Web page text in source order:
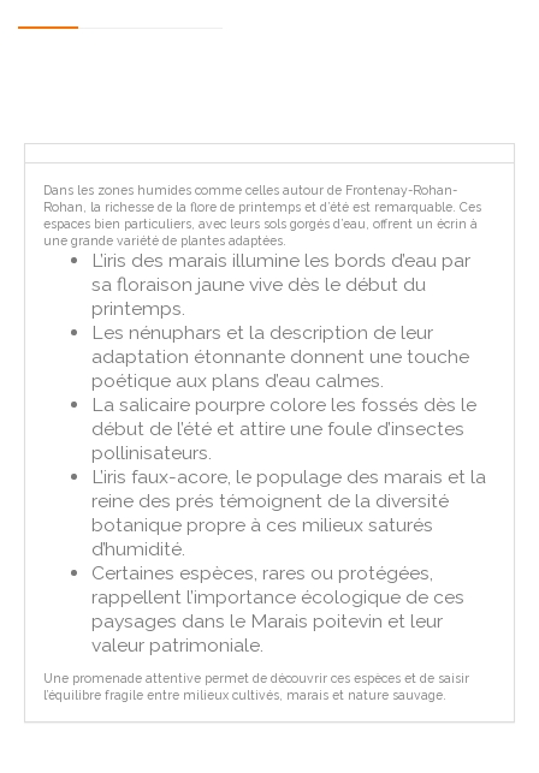
Dans les zones humides comme celles autour de Frontenay-Rohan-
Rohan, la richesse de la flore de printemps et d’été est remarquable. Ces
espaces bien particuliers, avec leurs sols gorgés d’eau, offrent un écrin à
une grande variété de plantes adaptées.
L’iris des marais illumine les bords d’eau par
sa floraison jaune vive dès le début du
printemps.
Les nénuphars et la description de leur
adaptation étonnante donnent une touche
poétique aux plans d’eau calmes.
La salicaire pourpre colore les fossés dès le
début de l’été et attire une foule d’insectes
pollinisateurs.
L’iris faux-acore, le populage des marais et la
reine des prés témoignent de la diversité
botanique propre à ces milieux saturés
d’humidité.
Certaines espèces, rares ou protégées,
rappellent l’importance écologique de ces
paysages dans le Marais poitevin et leur
valeur patrimoniale.
Une promenade attentive permet de découvrir ces espèces et de saisir
l’équilibre fragile entre milieux cultivés, marais et nature sauvage.